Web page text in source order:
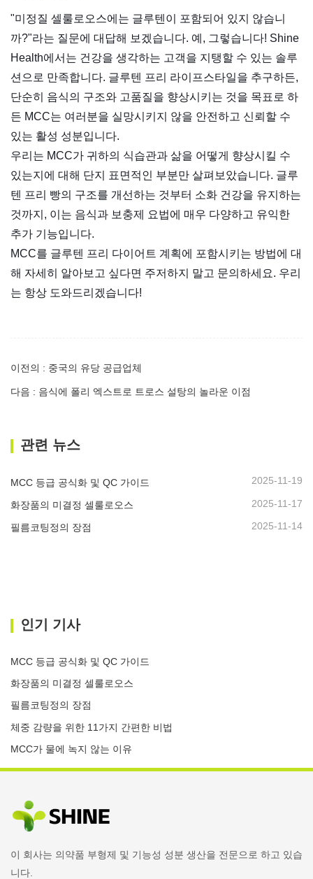
"미정질 셀룰로오스에는 글루텐이 포함되어 있지 않습니
까?"라는 질문에 대답해 보겠습니다. 예, 그렇습니다! Shine
Health에서는 건강을 생각하는 고객을 지탱할 수 있는 솔루
션으로 만족합니다. 글루텐 프리 라이프스타일을 추구하든,
단순히 음식의 구조와 고품질을 향상시키는 것을 목표로 하
든 MCC는 여러분을 실망시키지 않을 안전하고 신뢰할 수
있는 활성 성분입니다.
우리는 MCC가 귀하의 식습관과 삶을 어떻게 향상시킬 수
있는지에 대해 단지 표면적인 부분만 살펴보았습니다. 글루
텐 프리 빵의 구조를 개선하는 것부터 소화 건강을 유지하는
것까지, 이는 음식과 보충제 요법에 매우 다양하고 유익한
추가 기능입니다.
MCC를 글루텐 프리 다이어트 계획에 포함시키는 방법에 대
해 자세히 알아보고 싶다면 주저하지 말고 문의하세요. 우리
는 항상 도와드리겠습니다!
이전의 : 중국의 유당 공급업체
다음 : 음식에 폴리 엑스트로 트로스 설탕의 놀라운 이점
관련 뉴스
MCC 등급 공식화 및 QC 가이드 2025-11-19
화장품의 미결정 셀룰로오스 2025-11-17
필름코팅정의 장점 2025-11-14
인기 기사
MCC 등급 공식화 및 QC 가이드
화장품의 미결정 셀룰로오스
필름코팅정의 장점
체중 감량을 위한 11가지 간편한 비법
MCC가 물에 녹지 않는 이유
이 회사는 의약품 부형제 및 기능성 성분 생산을 전문으로 하고 있습
니다.